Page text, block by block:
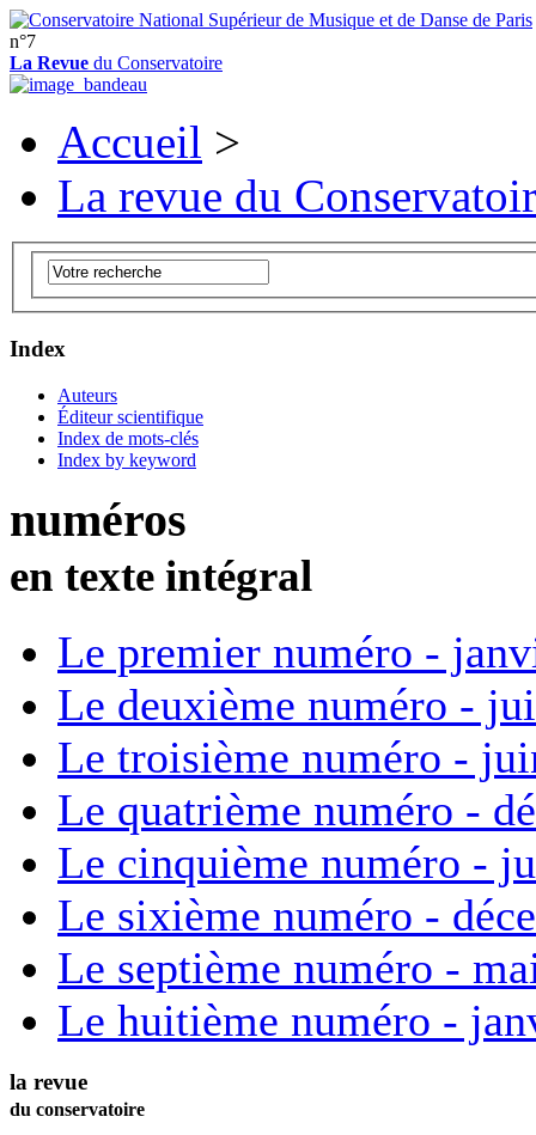
n°7
La Revue du Conservatoire
Accueil >
La revue du
Index
Auteurs
Éditeur scientifique
Index de mots-clés
Index by keyword
numéros
en texte intégral
Le premier numéro -
Le deuxième numéro -
Le troisième numéro -
Le quatrième numéro -
Le cinquième numéro -
Le sixième numéro -
Le septième numéro -
Le huitième numéro -
la revue
du conservatoire